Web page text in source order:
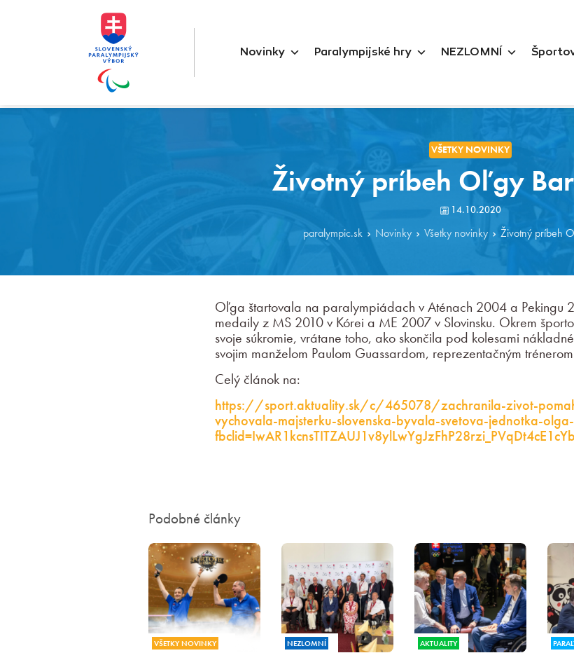
Novinky Paralympijské hry NEZLOMNÍ
VŠETKY NOVINKY
Životný príbeh Oľgy
14.10.2020
paralympic.sk Novinky Všetky novinky Životný príbeh
Oľga štartovala na paralympiádach v Aténach 2004 a Pekingu
medaily z MS 2010 v Kórei a ME 2007 v Slovinsku. Okrem
svoje súkromie, vrátane toho, ako skončila pod kolesami
svojim manželom Paulom Guassardom, reprezentačným
Celý článok na:
https://sport.aktuality.sk/c/465078/zachranila-zivot-
vychovala-majsterku-slovenska-byvala-svetova-jednotka-
Podobné články
VŠETKY NOVINKY NEZLOMNÍ AKTUALITY